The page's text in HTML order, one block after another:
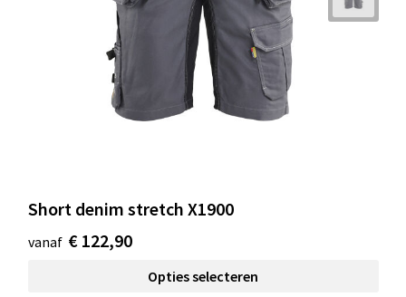
Short denim stretch X1900
vanaf € 122,90
Opties selecteren